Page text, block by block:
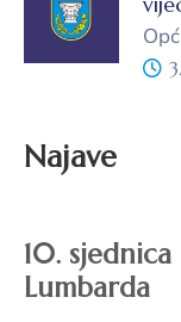
Najave
10.
Lumbarda